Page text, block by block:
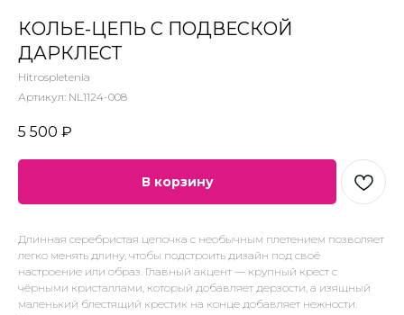
КОЛЬЕ-ЦЕПЬ С ПОДВЕСКОЙ
ДАРКЛЕСТ
Hitrospletenia
Артикул: NL1124-008
5 500 ₽
В корзину
Длинная серебристая цепочка с необычным плетением позволяет
легко менять длину, чтобы подстроить дизайн под своё
настроение или образ. Главный акцент — крупный крест с
чёрными кристаллами, который добавляет дерзости, а изящный
маленький блестящий крестик на конце добавляет нежности.